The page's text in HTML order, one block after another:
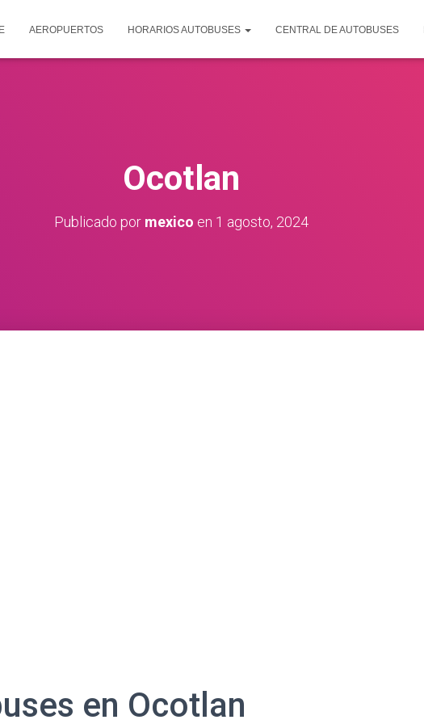
AEROPUERTOS HORARIOS AUTOBUSES CENTRAL DE AUTOBUSES
Ocotlan
Publicado por mexico en 1 agosto, 2024
en Ocotlan